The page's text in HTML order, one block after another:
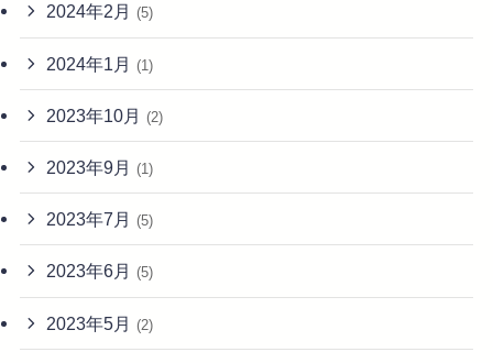
2024年2月 (5)
2024年1月 (1)
2023年10月 (2)
2023年9月 (1)
2023年7月 (5)
2023年6月 (5)
2023年5月 (2)